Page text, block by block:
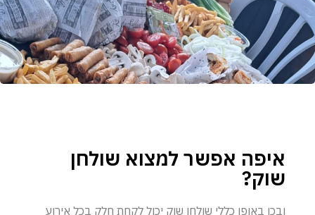
איפה אפשר למצוא שולחן
שוק?
ובכן באופן כללי שולחן שוק יכול לקחת חלק בכל אירוע